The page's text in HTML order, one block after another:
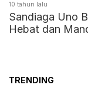
10 tahun lalu
Sandiaga Uno
Hebat dan
TRENDING